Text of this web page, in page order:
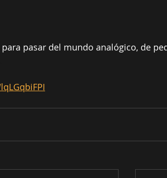
pasar del mundo analógico, de